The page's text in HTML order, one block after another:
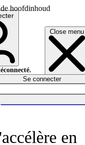
hoofdinhoud
Close menu
Se connecter
en